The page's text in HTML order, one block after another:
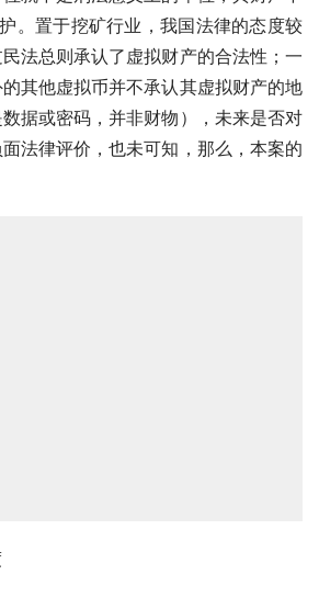
。置于挖矿行业，我国法律的态度较
法总则承认了虚拟财产的合法性；一
其他虚拟币并不承认其虚拟财产的地
据或密码，并非财物），未来是否对
法律评价，也未可知，那么，本案的